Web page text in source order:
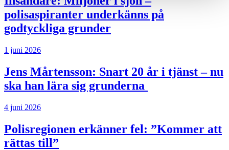
polisaspiranter underkänns på
godtyckliga grunder
1 juni 2026
Jens Mårtensson: Snart 20 år i tjänst – nu
ska han lära sig grunderna
4 juni 2026
Polisregionen erkänner fel: ”Kommer att
rättas till”